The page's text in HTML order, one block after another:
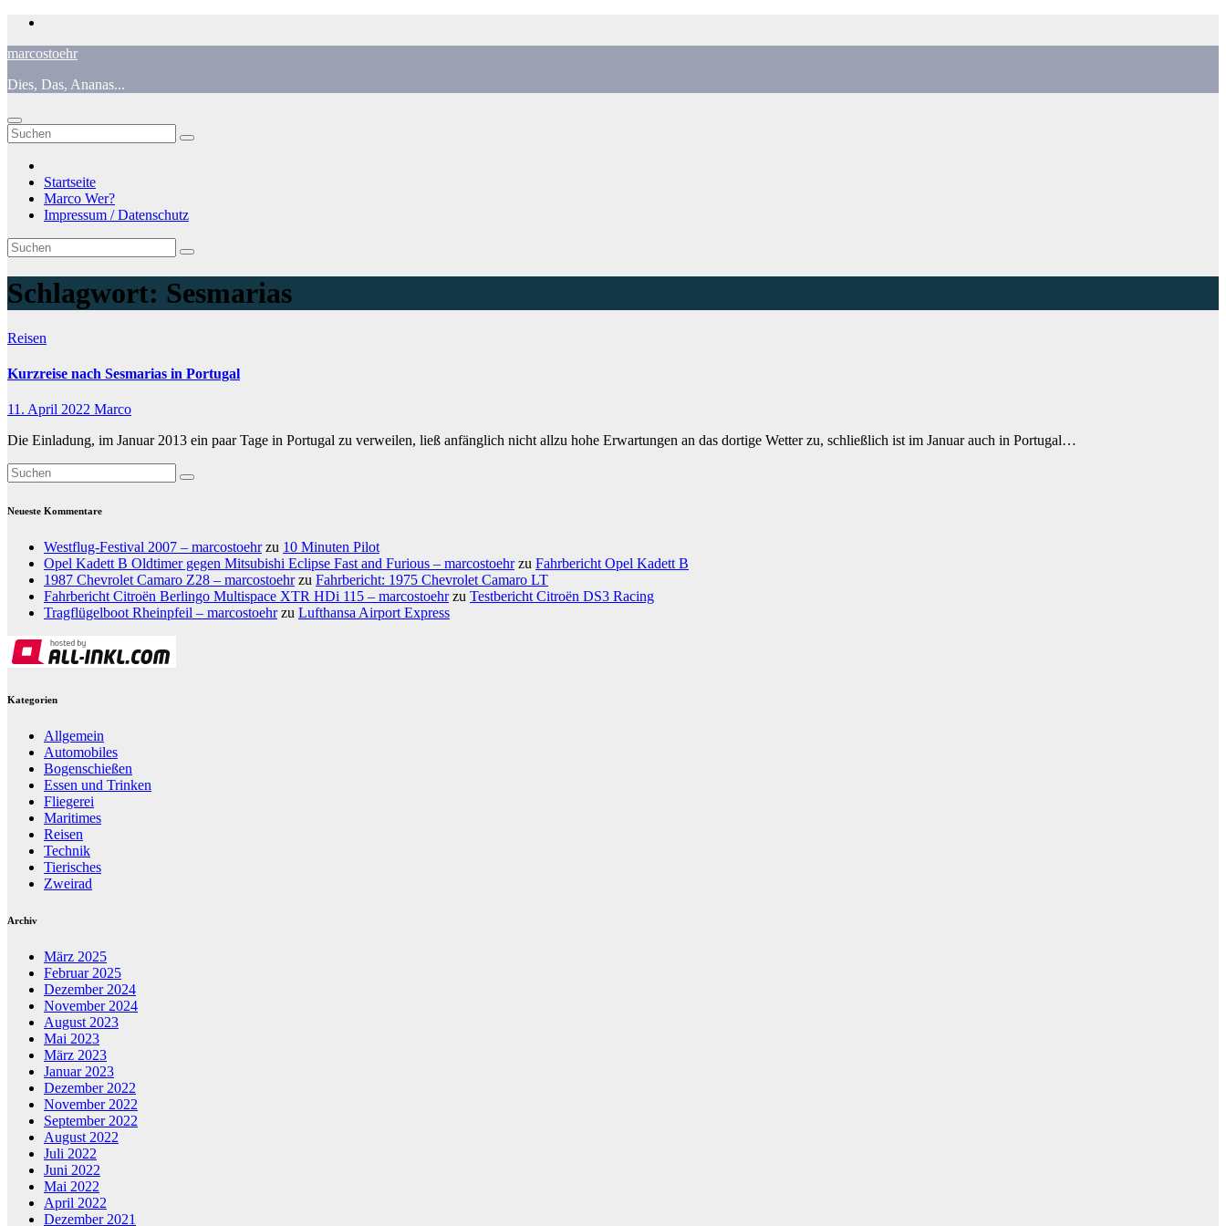
Zum
springen
marcostoehr
Dies, Das, Ananas...
Startseite
Marco Wer?
Impressum / Datenschutz
Schlagwort: Sesmarias
Reisen
Kurzreise nach Sesmarias in Portugal
11. April 2022 Marco
Die Einladung, im Januar 2013 ein paar Tage in Portugal zu verweilen, ließ anfänglich nicht allzu hohe Erwartungen an das dortige Wetter zu, schließlich ist im Januar auch in Portugal…
Neueste Kommentare
Westflug-Festival 2007 – marcostoehrzu 10 Minuten Pilot
Opel Kadett B Oldtimer gegen Mitsubishi Eclipse Fast and Furious – marcostoehrzu Fahrbericht Opel Kadett B
1987 Chevrolet Camaro Z28 – marcostoehrzu Fahrbericht: 1975 Chevrolet Camaro LT
Fahrbericht Citroën Berlingo Multispace XTR HDi 115 – marcostoehrzu Testbericht Citroën DS3 Racing
Tragflügelboot Rheinpfeil – marcostoehrzu Lufthansa Airport Express
Kategorien
Allgemein
Automobiles
Bogenschießen
Essen und Trinken
Fliegerei
Maritimes
Reisen
Technik
Tierisches
Zweirad
Archiv
März 2025
Februar 2025
Dezember 2024
November 2024
August 2023
Mai 2023
März 2023
Januar 2023
Dezember 2022
November 2022
September 2022
August 2022
Juli 2022
Juni 2022
Mai 2022
April 2022
Dezember 2021